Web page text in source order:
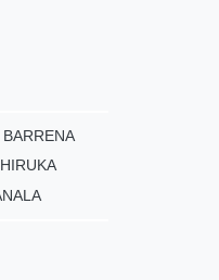
BARRENA
HIRUKA